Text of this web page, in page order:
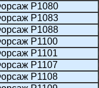
P1080
P1083
P1088
P1100
P1101
P1107
P1108